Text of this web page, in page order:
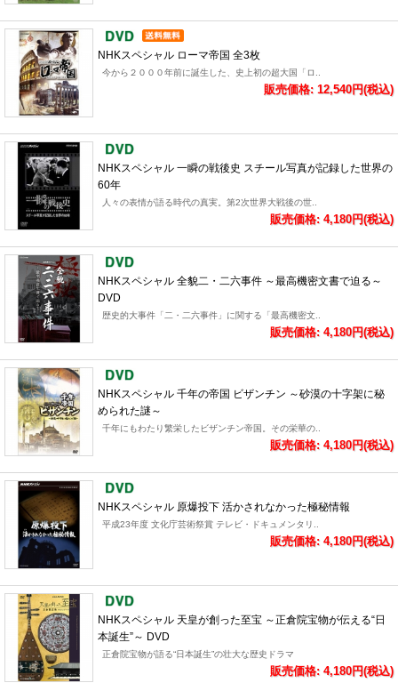
NHKスペシャル ローマ帝国 全3枚
今から２０００年前に誕生した、史上初の超大国「ロ..
販売価格: 12,540円(税込)
NHKスペシャル 一瞬の戦後史 スチール写真が記録した世界の
60年
人々の表情が語る時代の真実。第2次世界大戦後の世..
販売価格: 4,180円(税込)
NHKスペシャル 全貌二・二六事件 ～最高機密文書で迫る～
DVD
歴史的大事件「二・二六事件」に関する「最高機密文..
販売価格: 4,180円(税込)
NHKスペシャル 千年の帝国 ビザンチン ～砂漠の十字架に秘
められた謎～
千年にもわたり繁栄したビザンチン帝国。その栄華の..
販売価格: 4,180円(税込)
NHKスペシャル 原爆投下 活かされなかった極秘情報
平成23年度 文化庁芸術祭賞 テレビ・ドキュメンタリ..
販売価格: 4,180円(税込)
NHKスペシャル 天皇が創った至宝 ～正倉院宝物が伝える“日
本誕生”～ DVD
正倉院宝物が語る“日本誕生”の壮大な歴史ドラマ
販売価格: 4,180円(税込)